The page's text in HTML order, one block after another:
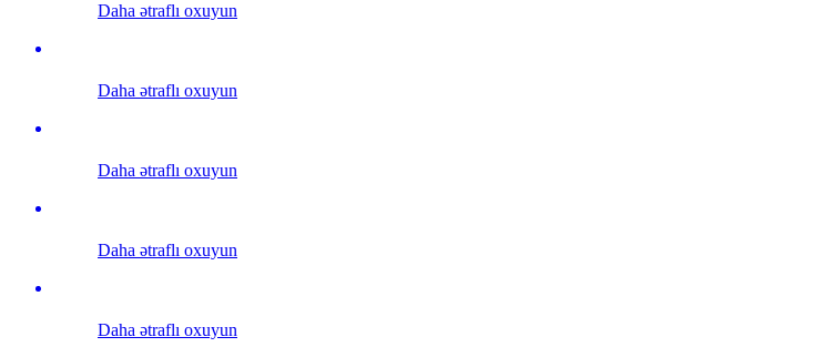
Daha ətraflı oxuyun
Daha ətraflı oxuyun
Daha ətraflı oxuyun
Daha ətraflı oxuyun
Daha ətraflı oxuyun